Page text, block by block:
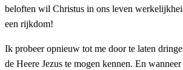
beloften wil Christus in ons leven
een rijkdom!
Ik probeer opnieuw tot me door te laten
de Heere Jezus te mogen kennen. En